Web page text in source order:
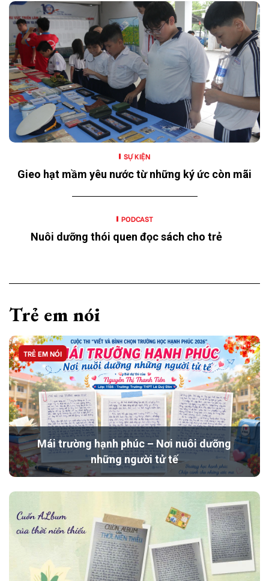
SỰ KIỆN
Gieo hạt mầm yêu nước từ những ký ức còn mãi
PODCAST
Nuôi dưỡng thói quen đọc sách cho trẻ
Trẻ em nói
TRẺ EM NÓI
Mái trường hạnh phúc – Nơi nuôi dưỡng
những người tử tế